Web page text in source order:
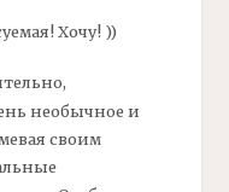
Хочу! ))
необычное и
своим